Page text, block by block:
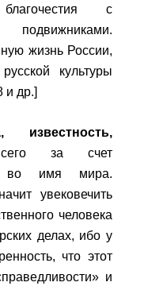
с
жизнь России,
культуры
и др.]
известность,
за счет
имя мира.
увековечить
человека
делах, ибо у
что этот
и